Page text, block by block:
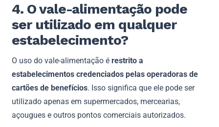
4. O vale-alimentação pode
ser utilizado em qualquer
estabelecimento?
O uso do vale-alimentação é restrito a
estabelecimentos credenciados pelas operadoras de
cartões de benefícios. Isso significa que ele pode ser
utilizado apenas em supermercados, mercearias,
açougues e outros pontos comerciais autorizados.